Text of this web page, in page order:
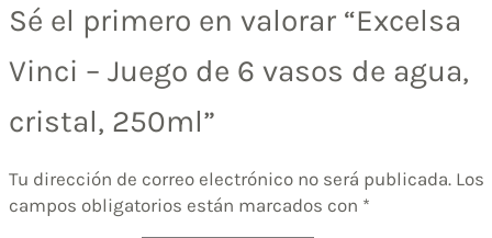
Sé el primero en valorar “Excelsa
Vinci – Juego de 6 vasos de agua,
cristal, 250ml”
Tu dirección de correo electrónico no será publicada. Los
campos obligatorios están marcados con *